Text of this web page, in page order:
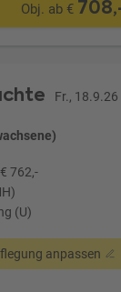
Obj. ab €
Fr., 18.9.26
762,-
(U)
anpassen